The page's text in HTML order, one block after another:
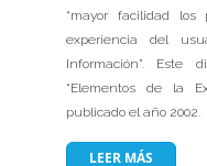
“mayor facilidad
experiencia del
Información”.
“Elementos de la
publicado el año 2002.
LEER MÁS